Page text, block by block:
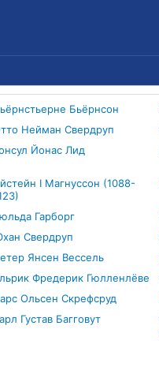
Бьёрнсон
Нейман Свердруп
Йонас Лид
I Магнуссон (1088-
Гарборг
Свердруп
Янсен Вессель
Фредерик Гюлленлёве
Ольсен Скрефсруд
Густав Багговут